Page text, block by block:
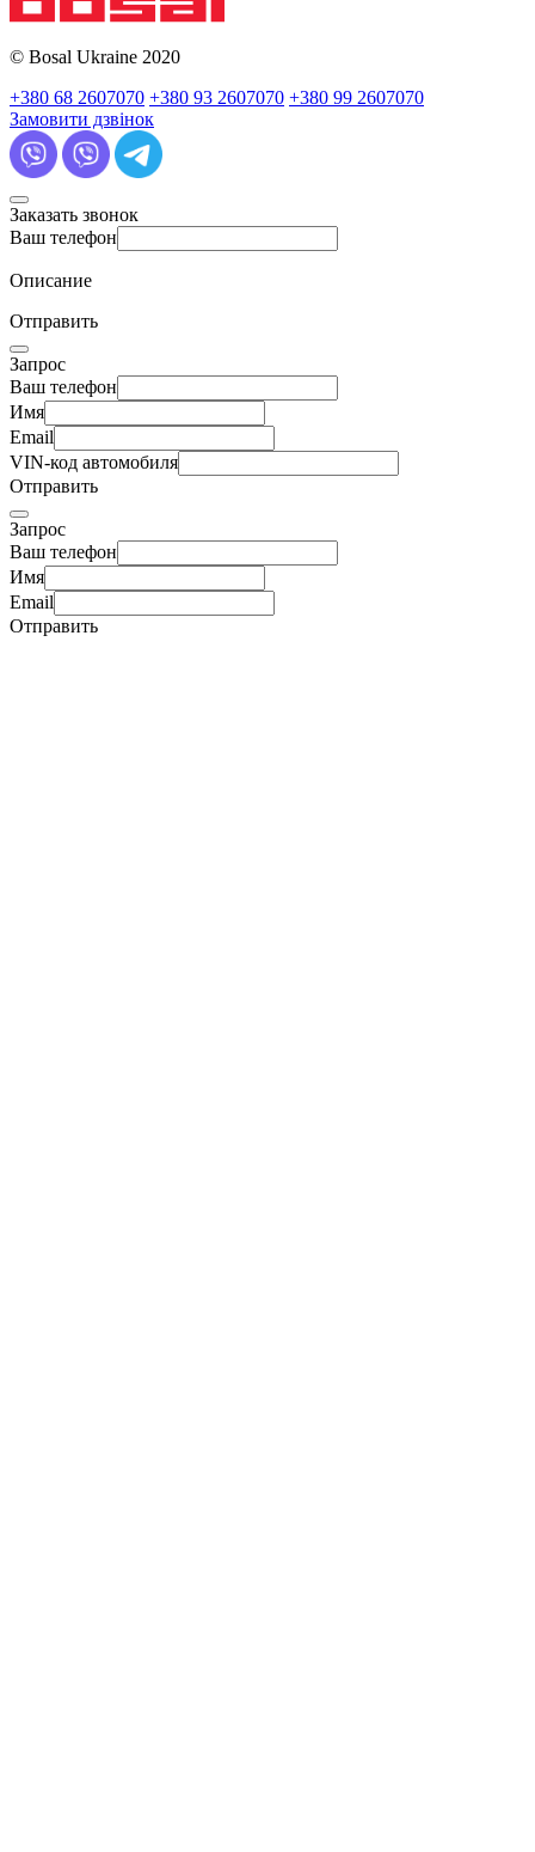
© Bosal Ukraine 2020
+380 68 2607070 +380 93 2607070 +380 99 2607070
Замовити дзвінок
Заказать звонок
Ваш телефон
Описание
Отправить
Запрос
Ваш телефон
Имя
Email
VIN-код автомобиля
Отправить
Запрос
Ваш телефон
Имя
Email
Отправить